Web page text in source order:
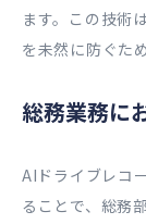
ます。この技術
を未然に防ぐた
総務業務に
AIドライブレコ
ることで、総務